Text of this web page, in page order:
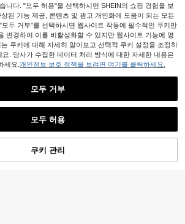
25% 할인!
니다. "모두 허용"을 선택하시면 SHEIN의 쇼핑 경험을 보
된 기능 제공, 콘텐츠 및 광고 개인화에 도움이 되는 모든
두 거부"를 선택하시면 웹사이트 작동에 필수적인 쿠키만
변경하여 이를 비활성화할 수 있지만 웹사이트 기능에 영
쿠키에 대해 자세히 알아보고 선택적 쿠키 설정을 조정하
. 당사가 수집한 데이터 처리 방식에 대한 자세한 내용은
세요. 개인정보 보호 정책을 보려면 여기를 클릭하세요.
모두 거부
모두 허용
쿠키 관리